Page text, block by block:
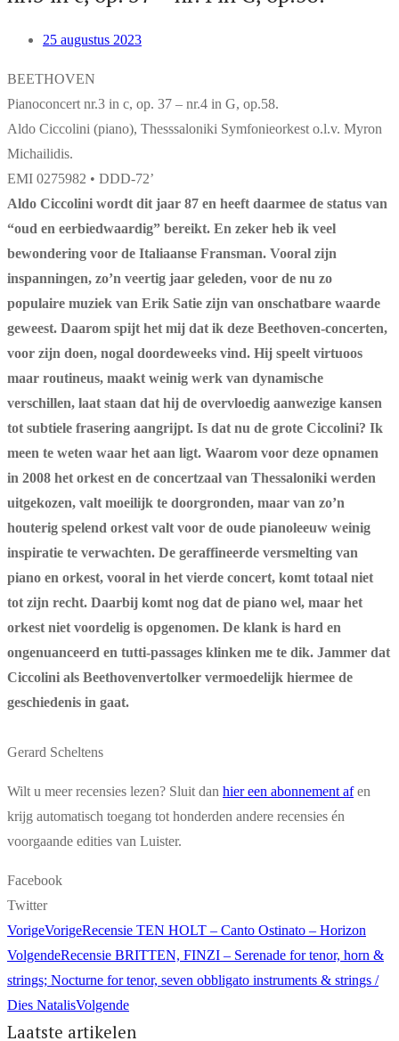
25 augustus 2023
BEETHOVEN
Pianoconcert nr.3 in c, op. 37 – nr.4 in G, op.58.
Aldo Ciccolini (piano), Thesssaloniki Symfonieorkest o.l.v. Myron
Michailidis.
EMI 0275982 • DDD-72’
Aldo Ciccolini wordt dit jaar 87 en heeft daarmee de status van
“oud en eerbiedwaardig” bereikt. En zeker heb ik veel
bewondering voor de Italiaanse Fransman. Vooral zijn
inspanningen, zo’n veertig jaar geleden, voor de nu zo
populaire muziek van Erik Satie zijn van onschatbare waarde
geweest. Daarom spijt het mij dat ik deze Beethoven-concerten,
voor zijn doen, nogal doordeweeks vind. Hij speelt virtuoos
maar routineus, maakt weinig werk van dynamische
verschillen, laat staan dat hij de overvloedig aanwezige kansen
tot subtiele frasering aangrijpt. Is dat nu de grote Ciccolini? Ik
meen te weten waar het aan ligt. Waarom voor deze opnamen
in 2008 het orkest en de concertzaal van Thessaloniki werden
uitgekozen, valt moeilijk te doorgronden, maar van zo’n
houterig spelend orkest valt voor de oude pianoleeuw weinig
inspiratie te verwachten. De geraffineerde versmelting van
piano en orkest, vooral in het vierde concert, komt totaal niet
tot zijn recht. Daarbij komt nog dat de piano wel, maar het
orkest niet voordelig is opgenomen. De klank is hard en
ongenuanceerd en tutti-passages klinken me te dik. Jammer dat
Ciccolini als Beethovenvertolker vermoedelijk hiermee de
geschiedenis in gaat.
Gerard Scheltens
Wilt u meer recensies lezen? Sluit dan hier een abonnement afen
krijg automatisch toegang tot honderden andere recensies én
voorgaande edities van Luister.
Facebook
Twitter
VorigeVorigeRecensie TEN HOLT – Canto Ostinato – Horizon
VolgendeRecensie BRITTEN, FINZI – Serenade for tenor, horn &
strings; Nocturne for tenor, seven obbligato instruments & strings /
Dies NatalisVolgende
Laatste artikelen